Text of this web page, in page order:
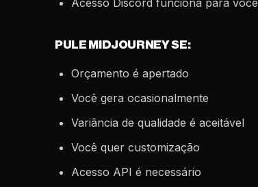
Acesso Discord funciona para você
PULE MIDJOURNEY SE:
Orçamento é apertado
Você gera ocasionalmente
Variância de qualidade é aceitável
Você quer customização
Acesso API é necessário